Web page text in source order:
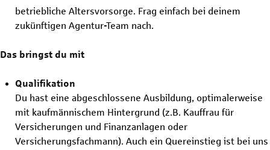
betriebliche Altersvorsorge. Frag einfach bei deinem
zukünftigen Agentur-Team nach.
Das bringst du mit
Qualifikation
Du hast eine abgeschlossene Ausbildung, optimalerweise
mit kaufmännischem Hintergrund (z.B. Kauffrau für
Versicherungen und Finanzanlagen oder
Versicherungsfachmann). Auch ein Quereinstieg ist bei uns